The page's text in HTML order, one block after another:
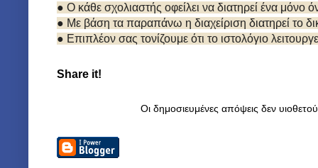
● Ο κάθε σχολιαστής οφείλει να διατηρεί ένα
● Με βάση τα παραπάνω η διαχείριση διατηρεί το
● Επιπλέον σας τονίζουμε ότι το ιστολόγιο
Share it!
Οι δημοσιευμένες απόψεις δεν